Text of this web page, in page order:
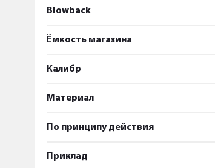
Blowback
Ёмкость магазина
Калибр
Материал
По принципу действия
Приклад